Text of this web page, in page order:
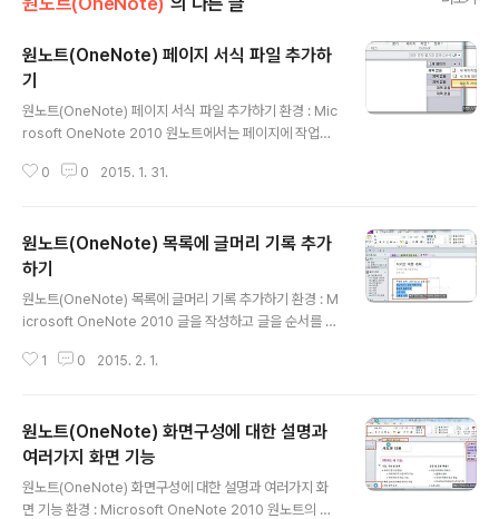
원노트(OneNote) 페이지 서식 파일 추가하
기
원노트(OneNote) 페이지 서식 파일 추가하기 환경 : Mic
rosoft OneNote 2010 원노트에서는 페이지에 작업을
면 들어가 있는 서식과 인터넷에 추가 되어 있는 서식을 다
지를 선택한뒤 오른 마우스를 누릅니다. 그럼 [페이지 서식
파일] 이 있습니다. ▶ [페이지 서식 파일] 을 선택하게 되
면 오른쪽에 새로운 탐색기가 추가 됩니다. 페이지 추가 탐
색기 인데 내용을 보시면 샘플 서식들이 있습니다. 원하는
업한 서식을 기본서식으로 저장하고 싶을 때 오른쪽 아래
0 0 2015. 1. 31.
원노트(OneNote) 목록에 글머리 기록 추가
하기
원노트(OneNote) 목록에 글머리 기록 추가하기 환경 : M
icrosoft OneNote 2010 글을 작성하고 글을 순서를 제
에서도 글머리를 추가할수 있는 아이콘과 기능을 제공합니
홈탭 > 기본텍스트 > 글머리 기호 라이브러리 아이콘을 클
릭합니다. 그럼 프로그램에서 제공하는 아이콘 목록을 보
여주게 됩니다. 이중에 마음에 드시는 아이콘을 선택하시
면 자동으로 아이콘이 추가 됩니다. ▶ 추가한 글머리를 삭
1 0 2015. 2. 1.
원노트(OneNote) 화면구성에 대한 설명과
여러가지 화면 기능
원노트(OneNote) 화면구성에 대한 설명과 여러가지 화
면 기능 환경 : Microsoft OneNote 2010 원노트의 기